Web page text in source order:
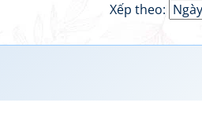
Xếp theo: